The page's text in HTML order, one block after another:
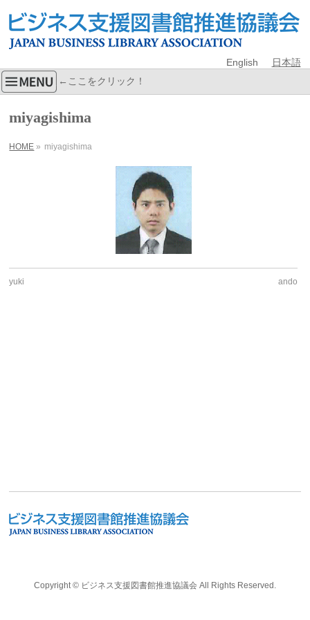
English 日本語
←ここをクリック！
miyagishima
HOME » miyagishima
yuki ando
Copyright © ビジネス支援図書館推進協議会All Rights Reserved.